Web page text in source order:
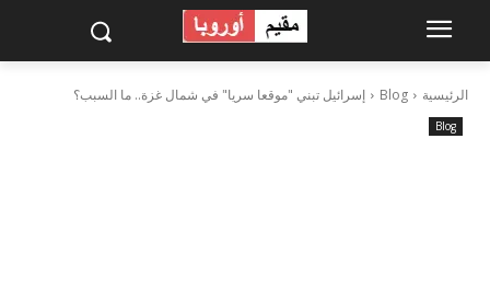
الرئيسية Blog إسرائيل تبني "موقعا سريا" في شمال غزة.. ما السبب؟
Blog